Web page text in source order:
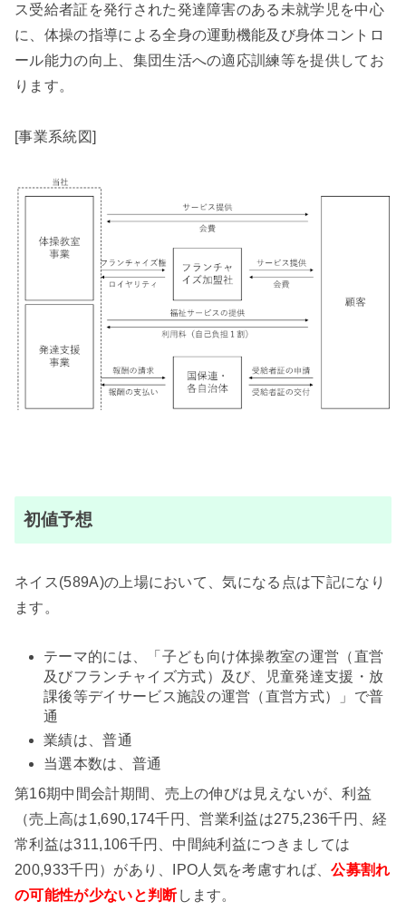
ス受給者証を発行された発達障害のある未就学児を中心
に、体操の指導による全身の運動機能及び身体コントロ
ール能力の向上、集団生活への適応訓練等を提供してお
ります。
[事業系統図]
初値予想
ネイス(589A)の上場において、気になる点は下記になり
ます。
テーマ的には、「子ども向け体操教室の運営（直営
及びフランチャイズ方式）及び、児童発達支援・放
課後等デイサービス施設の運営（直営方式）」で普
通
業績は、普通
当選本数は、普通
第16期中間会計期間、売上の伸びは見えないが、利益
（売上高は1,690,174千円、営業利益は275,236千円、経
常利益は311,106千円、中間純利益につきましては
200,933千円）があり、IPO人気を考慮すれば、公募割れ
の可能性が少ないと判断します。